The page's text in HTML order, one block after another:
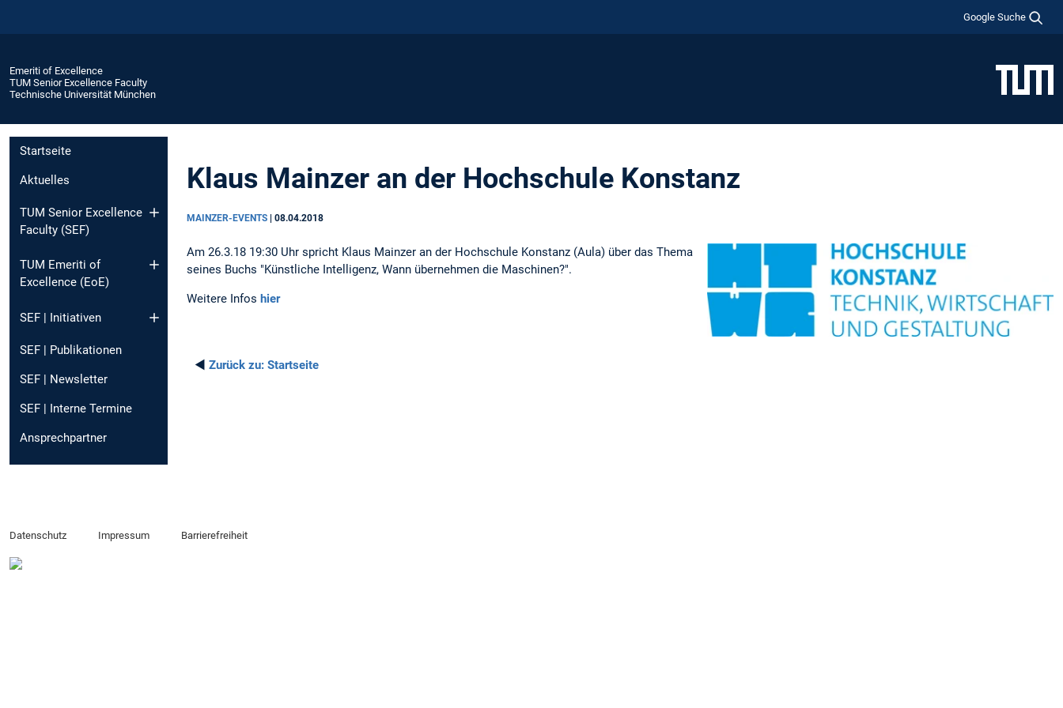
Google Suche
Emeriti of Excellence
TUM Senior Excellence Faculty
Technische Universität München
Startseite
Aktuelles
TUM Senior Excellence
Faculty (SEF)
TUM Emeriti of
Excellence (EoE)
SEF | Initiativen
SEF | Publikationen
SEF | Newsletter
SEF | Interne Termine
Ansprechpartner
Klaus Mainzer an der Hochschule Konstanz
MAINZER-EVENTS | 08.04.2018
Am 26.3.18 19:30 Uhr spricht Klaus Mainzer an der Hochschule Konstanz (Aula) über das Thema
seines Buchs "Künstliche Intelligenz, Wann übernehmen die Maschinen?".
Weitere Infos hier
◄ Zurück zu: Startseite
Datenschutz Impressum Barrierefreiheit